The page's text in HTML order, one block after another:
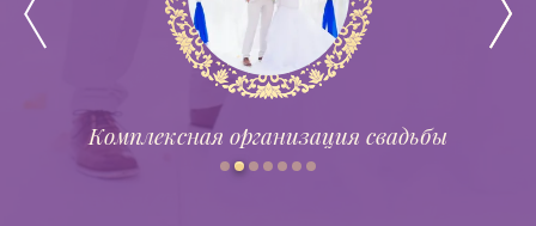
организация свадьбы